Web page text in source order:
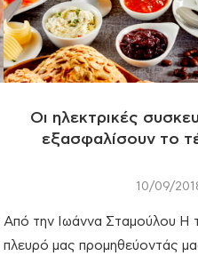
Οι ηλεκτρικές
εξασφαλίσουν το
10/09/
Από την Ιωάννα Σταμούλου Η
πλευρό μας προμηθεύοντάς